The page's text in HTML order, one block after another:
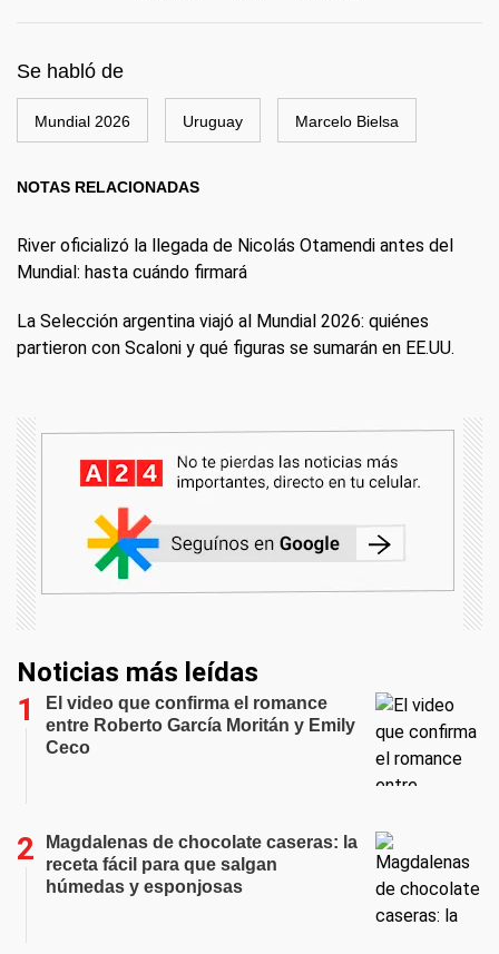
Se habló de
Mundial 2026 Uruguay Marcelo Bielsa
NOTAS RELACIONADAS
River oficializó la llegada de Nicolás Otamendi antes del
Mundial: hasta cuándo firmará
La Selección argentina viajó al Mundial 2026: quiénes
partieron con Scaloni y qué figuras se sumarán en EE.UU.
Noticias más leídas
El video que confirma el romance
entre Roberto García Moritán y Emily
Ceco
Magdalenas de chocolate caseras: la
receta fácil para que salgan
húmedas y esponjosas